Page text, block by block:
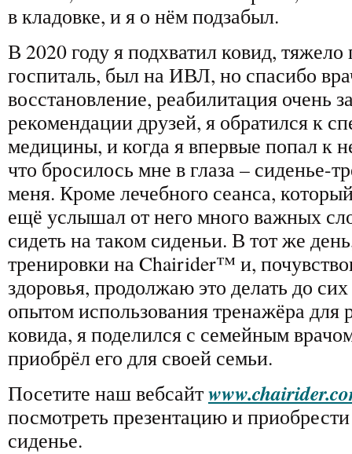
в кладовке, и я о нём подзабыл.
В 2020 году я подхватил ковид, тяжело
госпиталь, был на ИВЛ, но спасибо
восстановление, реабилитация очень
рекомендации друзей, я обратился к
медицины, и когда я впервые попал к
что бросилось мне в глаза – сиденье-
меня. Кроме лечебного сеанса,
ещё услышал от него много важных
сидеть на таком сиденьи. В тот же
тренировки на Chairider™ и,
здоровья, продолжаю это делать до
опытом использования тренажёра для
ковида, я поделился с семейным
приобрёл его для своей семьи.
Посетите наш вебсайт
посмотреть презентацию и
сиденье.